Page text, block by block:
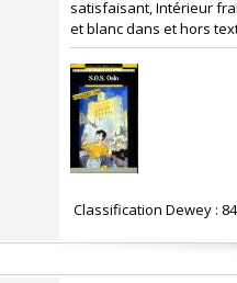
satisfaisant, Intérieur
et blanc dans et hors
Classification Dewey :